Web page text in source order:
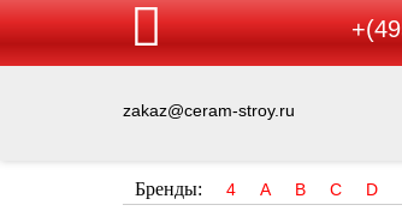
zakaz@ceram-stroy.ru
Бренды: 4 A B C D